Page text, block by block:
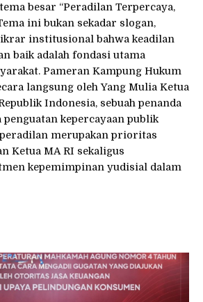
besar “Peradilan Terpercaya,
ini bukan sekadar slogan,
institusional bahwa keadilan
baik adalah fondasi utama
Pameran Kampung Hukum
langsung oleh Yang Mulia Ketua
Indonesia, sebuah penanda
penguatan kepercayaan publik
merupakan prioritas
Ketua MA RI sekaligus
kepemimpinan yudisial dalam